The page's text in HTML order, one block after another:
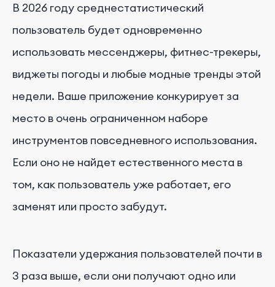
В 2026 году среднестатистический
пользователь будет одновременно
использовать мессенджеры, фитнес-трекеры,
виджеты погоды и любые модные тренды этой
недели. Ваше приложение конкурирует за
место в очень ограниченном наборе
инструментов повседневного использования.
Если оно не найдет естественного места в
том, как пользователь уже работает, его
заменят или просто забудут.
Показатели удержания пользователей почти в
3 раза выше, если они получают одно или